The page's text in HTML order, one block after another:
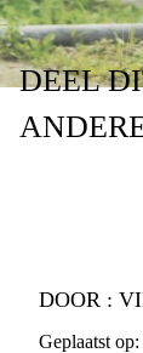
DEEL
DOOR :
Geplaatst op: